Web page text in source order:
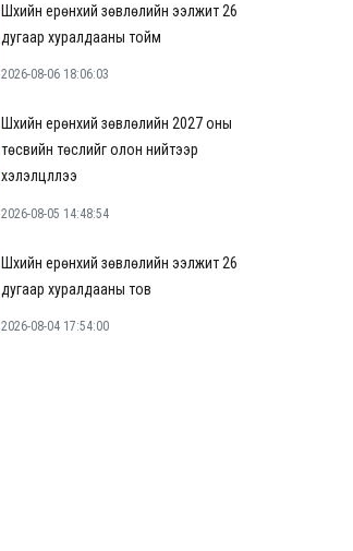
Шүүхийн ерөнхий зөвлөлийн ээлжит 26
дугаар хуралдааны тойм
2026-08-06 18:06:03
Шүүхийн ерөнхий зөвлөлийн 2027 оны
төсвийн төслийг олон нийтээр
хэлэлцүүллээ
2026-08-05 14:48:54
Шүүхийн ерөнхий зөвлөлийн ээлжит 26
дугаар хуралдааны тов
2026-08-04 17:54:00